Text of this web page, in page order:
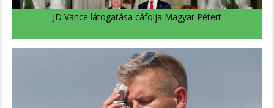
JD Vance látogatása cáfolja Magyar Pétert